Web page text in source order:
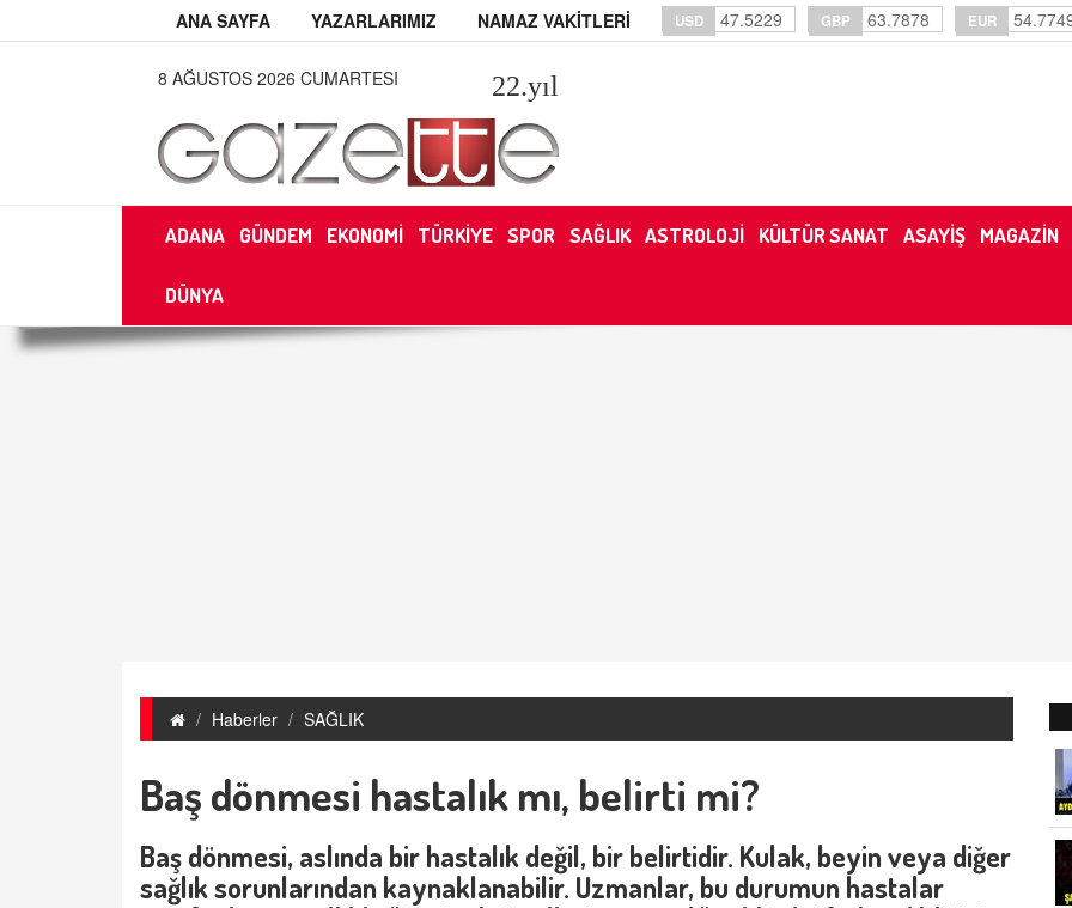
ANA SAYFA YAZARLARIMIZ NAMAZ VAKİTLERİ USD 47.5229 GBP 63.7878 EUR
8 AĞUSTOS 2026 CUMARTESI 22.yıl
ADANA GÜNDEM EKONOMİ TÜRKİYE SPOR SAĞLIK ASTROLOJİ KÜLTÜR SANAT ASAYİŞ MAGAZİN
DÜNYA
Haberler SAĞLIK
Baş dönmesi hastalık mı, belirti mi?
Baş dönmesi, aslında bir hastalık değil, bir belirtidir. Kulak, beyin veya diğer
sağlık sorunlarından kaynaklanabilir. Uzmanlar, bu durumun hastalar